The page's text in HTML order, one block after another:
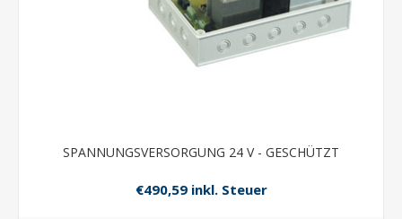
SPANNUNGSVERSORGUNG 24 V - GESCHÜTZT
€490,59 inkl. Steuer